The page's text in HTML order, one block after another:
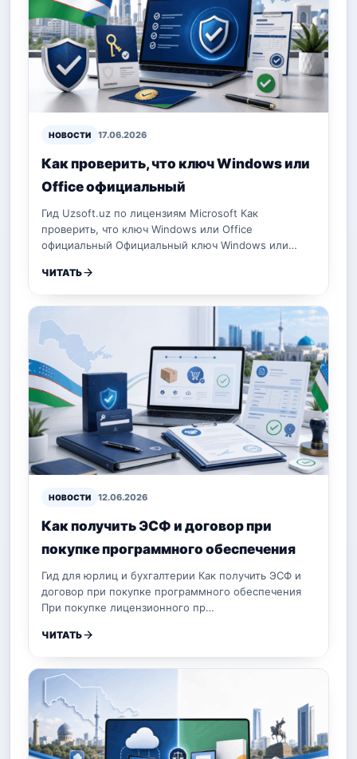
НОВОСТИ 17.06.2026
Как проверить, что ключ Windows или
Office официальный
Гид Uzsoft.uz по лицензиям Microsoft Как
проверить, что ключ Windows или Office
официальный Официальный ключ Windows или…
ЧИТАТЬ
НОВОСТИ 12.06.2026
Как получить ЭСФ и договор при
покупке программного обеспечения
Гид для юрлиц и бухгалтерии Как получить ЭСФ и
договор при покупке программного обеспечения
При покупке лицензионного пр…
ЧИТАТЬ